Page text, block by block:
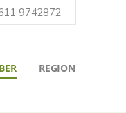
9742872
REGION